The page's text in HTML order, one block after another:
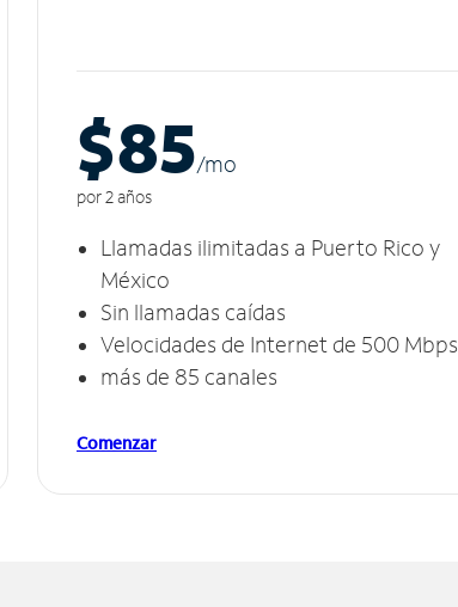
$85/mo
por 2 años
Llamadas ilimitadas a Puerto Rico y
México
Sin llamadas caídas
Velocidades de Internet de 500 Mbps
más de 85 canales
Comenzar